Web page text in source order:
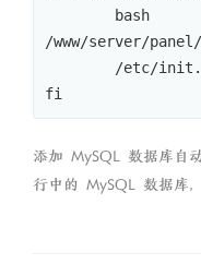
/www/server/
fi
添加 MySQL 数据库自
行中的 MySQL 数据库